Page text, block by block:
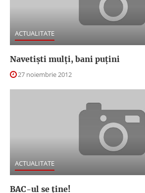
ACTUALITATE
Navetiști mulți, bani puțini
27 noiembrie 2012
ACTUALITATE
BAC-ul se ţine!